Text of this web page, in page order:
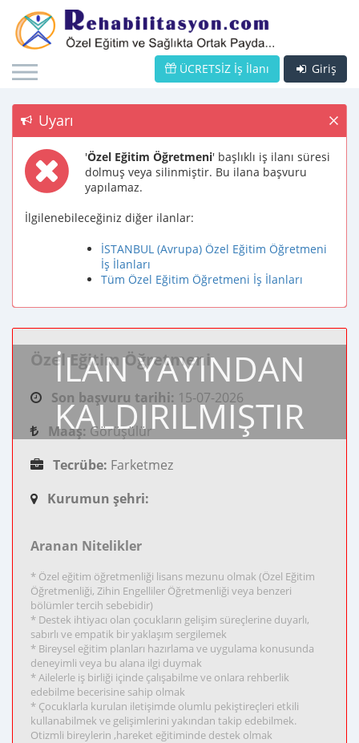
Giriş
ÜCRETSİZ İş İlanı
Uyarı
'Özel Eğitim Öğretmeni' başlıklı iş ilanı süresi
dolmuş veya silinmiştir. Bu ilana başvuru
yapılamaz.
İlgilenebileceğiniz diğer ilanlar:
İSTANBUL (Avrupa) Özel Eğitim Öğretmeni
İş İlanları
Tüm Özel Eğitim Öğretmeni İş İlanları
İLAN YAYINDAN
KALDIRILMIŞTIR
Özel Eğitim Öğretmeni
Son başvuru tarihi: 15-07-2026
Maaş: Görüşülür
Tecrübe: Farketmez
Kurumun şehri:
Aranan Nitelikler
* Özel eğitim öğretmenliği lisans mezunu olmak (Özel Eğitim
Öğretmenliği, Zihin Engelliler Öğretmenliği veya benzeri
bölümler tercih sebebidir)
* Destek ihtiyacı olan çocukların gelişim süreçlerine duyarlı,
sabırlı ve empatik bir yaklaşım sergilemek
* Bireysel eğitim planları hazırlama ve uygulama konusunda
deneyimli veya bu alana ilgi duymak
* Ailelerle iş birliği içinde çalışabilme ve onlara rehberlik
edebilme becerisine sahip olmak
* Çocuklarla kurulan iletişimde olumlu pekiştireçleri etkili
kullanabilmek ve gelişimlerini yakından takip edebilmek.
Otizmli bireylerin ,hareket eğitiminde destek olmak